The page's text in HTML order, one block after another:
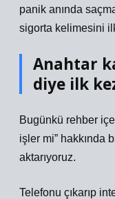
panik anında
sigorta kelimesini
Anahtar
diye ilk
Bugünkü rehber
işler mi” hakkında
aktarıyoruz.
Telefonu çıkarıp